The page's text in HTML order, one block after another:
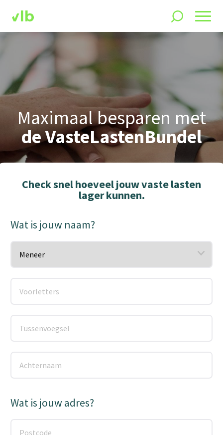
Maximaal besparen met
de VasteLastenBundel
Check snel hoeveel jouw vaste lasten
lager kunnen.
Wat is jouw naam?
Wat is jouw adres?